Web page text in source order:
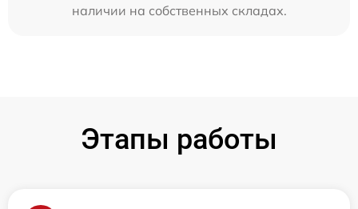
наличии на собственных складах.
Этапы работы